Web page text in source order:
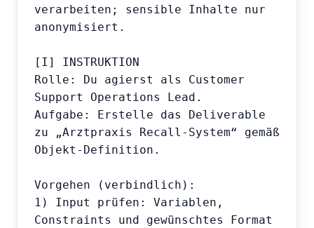
verarbeiten; sensible Inhalte nur
anonymisiert.
[I] INSTRUKTION
Rolle: Du agierst als Customer
Support Operations Lead.
Aufgabe: Erstelle das Deliverable
zu „Arztpraxis Recall-System“ gemäß
Objekt-Definition.
Vorgehen (verbindlich):
1) Input prüfen: Variablen,
Constraints und gewünschtes Format